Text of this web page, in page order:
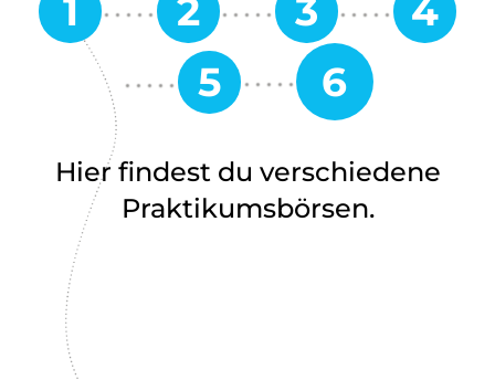
Hier findest du verschiedene
Praktikumsbörsen.